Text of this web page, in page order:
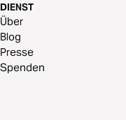
DIENST
Über
Blog
Presse
Spenden